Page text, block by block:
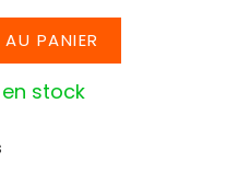
PANIER
stock